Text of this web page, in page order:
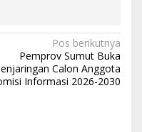
Pos berikutnya
Pemprov Sumut Buka
Calon Anggota
Informasi 2026-2030